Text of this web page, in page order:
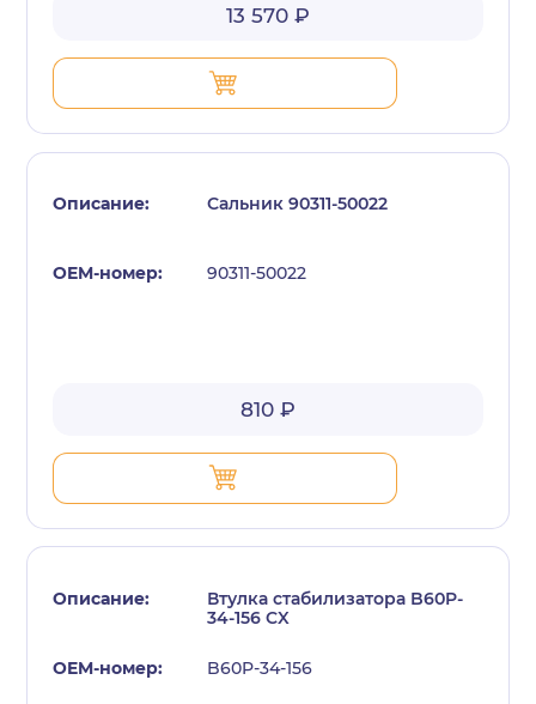
13 570 ₽
Сальник 90311-50022
90311-50022
810 ₽
Втулка стабилизатора B60P-
34-156 CX
B60P-34-156